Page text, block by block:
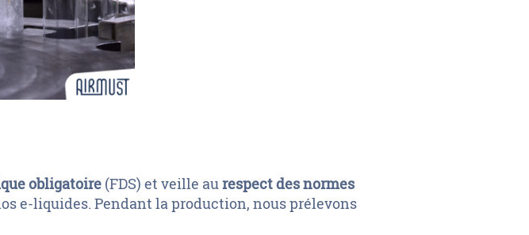
obligatoire (FDS) et veille au respect des normes
e-liquides. Pendant la production, nous prélevons